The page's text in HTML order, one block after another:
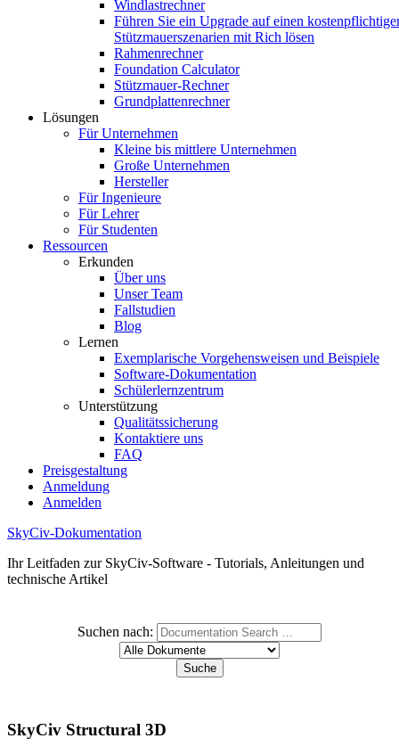
Windlastrechner
Führen Sie ein Upgrade auf einen
Stützmauerszenarien mit Rich lösen
Rahmenrechner
Foundation Calculator
Stützmauer-Rechner
Grundplattenrechner
Lösungen
Für Unternehmen
Kleine bis mittlere Unternehmen
Große Unternehmen
Hersteller
Für Ingenieure
Für Lehrer
Für Studenten
Ressourcen
Erkunden
Über uns
Unser Team
Fallstudien
Blog
Lernen
Exemplarische Vorgehensweisen und Beispiele
Software-Dokumentation
Schülerlernzentrum
Unterstützung
Qualitätssicherung
Kontaktiere uns
FAQ
Preisgestaltung
Anmeldung
Anmelden
SkyCiv-Dokumentation
Ihr Leitfaden zur SkyCiv-Software - Tutorials, Anleitungen und
technische Artikel
Suchen nach:
SkyCiv Structural 3D